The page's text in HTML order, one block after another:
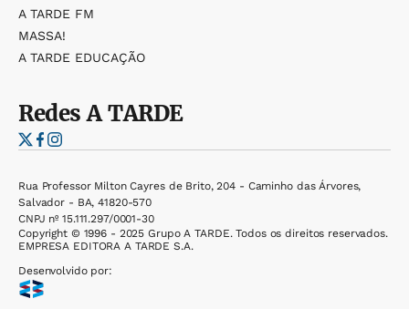
A TARDE FM
MASSA!
A TARDE EDUCAÇÃO
RedesA TARDE
Rua Professor Milton Cayres de Brito, 204 - Caminho das Árvores,
Salvador - BA, 41820-570
CNPJ nº 15.111.297/0001-30
Copyright © 1996 - 2025 Grupo A TARDE. Todos os direitos reservados.
EMPRESA EDITORA A TARDE S.A.
Desenvolvido por: